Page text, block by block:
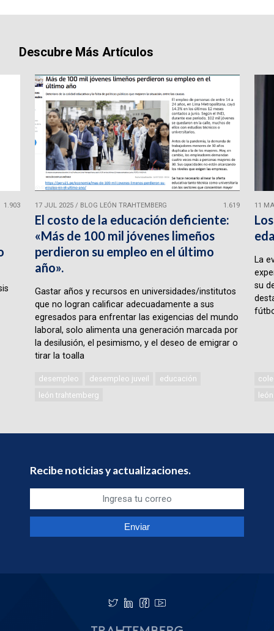
Descubre Más Artículos
1.903 17 JUL 2025/ BLOG LEÓN TRAHTEMBERG 1.619
El costo de la educación deficiente:
«Más de 100 mil jóvenes limeños
perdieron su empleo en el último
año».
Gastar años y recursos en universidades/institutos
que no logran calificar adecuadamente a sus
egresados para enfrentar las exigencias del mundo
laboral, solo alimenta una generación marcada por
la desilusión, el pesimismo, y el deseo de emigrar o
tirar la toalla
desempleo desempleo juveil
educación
león trahtemberg
11
La
su
Recibe noticias y actualizaciones.